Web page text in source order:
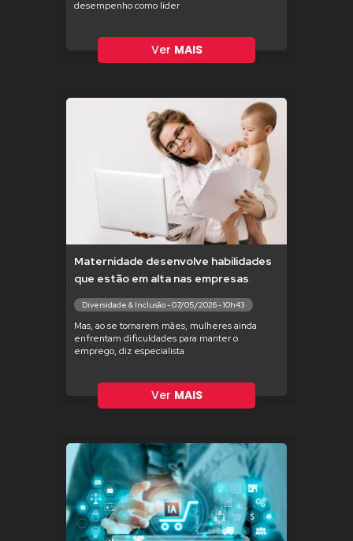
desempenho como líder
Ver MAIS
Maternidade desenvolve habilidades
que estão em alta nas empresas
Diversidade & Inclusão - 07/05/2026 - 10h43
Mas, ao se tornarem mães, mulheres ainda
enfrentam dificuldades para manter o
emprego, diz especialista
Ver MAIS